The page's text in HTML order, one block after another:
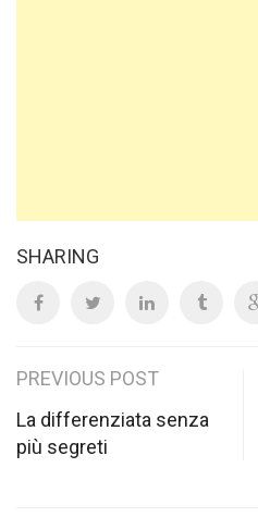
SHARING
Post
navigation
PREVIOUS POST
La differenziata senza
più segreti